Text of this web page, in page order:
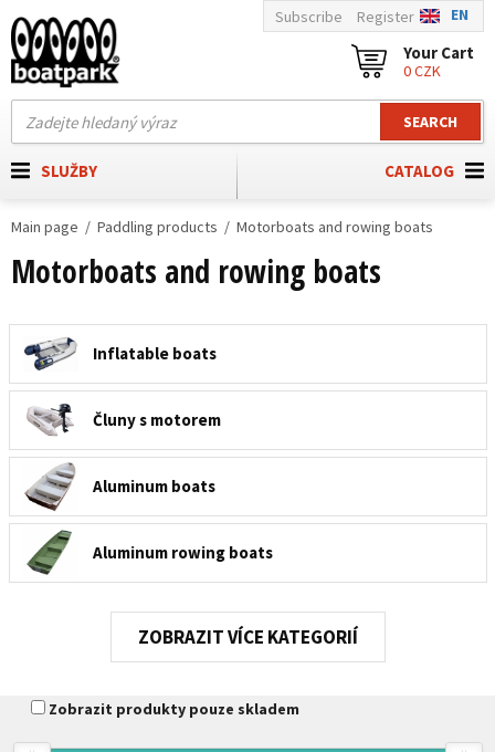
SEARCH
Subscribe Register EN
Your Cart
0 CZK
CATALOG
SLUŽBY
Main page Paddling products Motorboats and rowing boats
Motorboats and rowing boats
Inflatable boats
Čluny s motorem
Aluminum boats
Aluminum rowing boats
Plastic and glassfibre rowing boats
KATEGORIÍ
Zobrazit produkty pouze skladem